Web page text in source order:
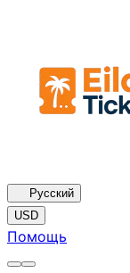
Русский
USD
Помощь